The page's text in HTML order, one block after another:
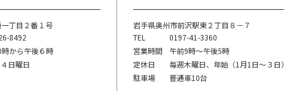
丁目２番１号
8492
から午後６時
日曜日
岩手県奥州市前沢駅東２丁目８－７
TEL
0197-41-3360
営業時間
午前9時～午後5時
定休日
毎週木曜日、年始（1月1日～３日）
駐車場
普通車10台